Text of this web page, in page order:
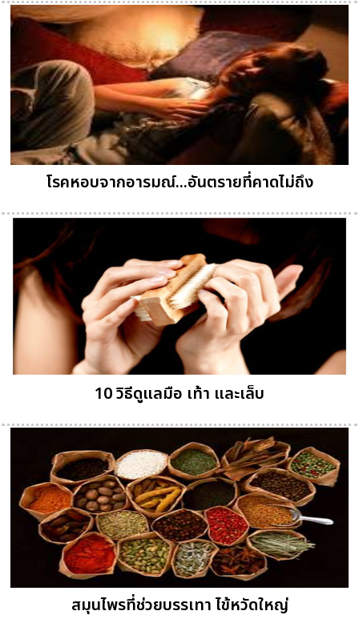
โรคหอบจากอารมณ์...อันตรายที่คาดไม่ถึง
10 วิธีดูแลมือ เท้า และเล็บ
สมุนไพรที่ช่วยบรรเทา ไข้หวัดใหญ่‏